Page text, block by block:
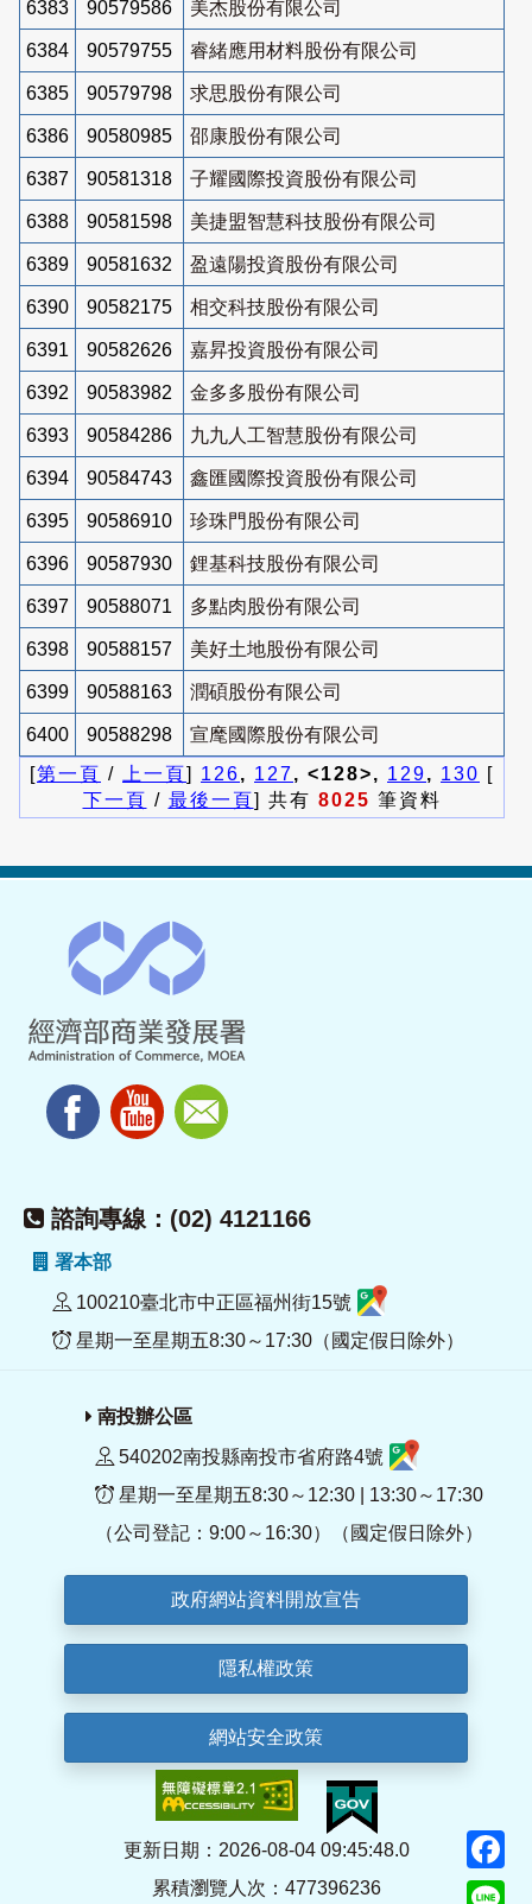
6383 90579586 美杰股份有限公司
6384 90579755 睿緒應用材料股份有限公司
6385 90579798 求思股份有限公司
6386 90580985 邵康股份有限公司
6387 90581318 子耀國際投資股份有限公司
6388 90581598 美捷盟智慧科技股份有限公司
6389 90581632 盈遠陽投資股份有限公司
6390 90582175 相交科技股份有限公司
6391 90582626 嘉昇投資股份有限公司
6392 90583982 金多多股份有限公司
6393 90584286 九九人工智慧股份有限公司
6394 90584743 鑫匯國際投資股份有限公司
6395 90586910 珍珠門股份有限公司
6396 90587930 鋰基科技股份有限公司
6397 90588071 多點肉股份有限公司
6398 90588157 美好土地股份有限公司
6399 90588163 潤碩股份有限公司
6400 90588298
宣麾國際股份有限公司
[第一頁 / 上一頁] 126, 127, <128>, 129, 130 [
下一頁 / 最後一頁] 共有 8025 筆資料
諮詢專線：(02) 4121166
署本部
100210臺北市中正區福州街15號
星期一至星期五8:30～17:30（國定假日除外）
南投辦公區
540202南投縣南投市省府路4號
星期一至星期五8:30～12:30 | 13:30～17:30
（公司登記：9:00～16:30）（國定假日除外）
政府網站資料開放宣告
隱私權政策
網站安全政策
更新日期：2026-08-04 09:45:48.0
累積瀏覽人次：477396236